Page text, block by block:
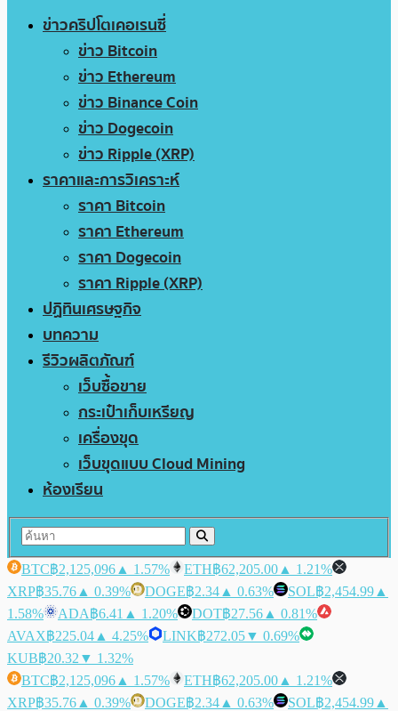
ข่าวคริปโตเคอเรนซี่
ข่าว Bitcoin
ข่าว Ethereum
ข่าว Binance Coin
ข่าว Dogecoin
ข่าว Ripple (XRP)
ราคาและการวิเคราะห์
ราคา Bitcoin
ราคา Ethereum
ราคา Dogecoin
ราคา Ripple (XRP)
ปฏิทินเศรษฐกิจ
บทความ
รีวิวผลิตภัณฑ์
เว็บซื้อขาย
กระเป๋าเก็บเหรียญ
เครื่องขุด
เว็บขุดแบบ Cloud Mining
ห้องเรียน
BTC฿2,125,096 ▲ 1.57% ETH฿62,205.00 ▲ 1.21%
XRP฿35.76 ▲ 0.39% DOGE฿2.34 ▲ 0.63% SOL฿2,454.99 ▲
1.58%
ADA฿6.41 ▲ 1.20% DOT฿27.56 ▲ 0.81%
AVAX฿225.04 ▲ 4.25% LINK฿272.05▼ 0.69%
KUB฿20.32 ▼ 1.32%
BTC฿2,125,096 ▲ 1.57% ETH฿62,205.00 ▲ 1.21%
XRP฿35.76 ▲ 0.39% DOGE฿2.34 ▲ 0.63% SOL฿2,454.99 ▲